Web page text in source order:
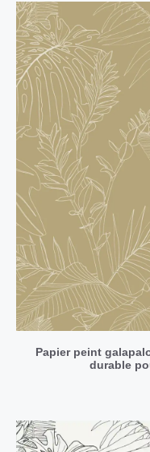
Papier peint
durable